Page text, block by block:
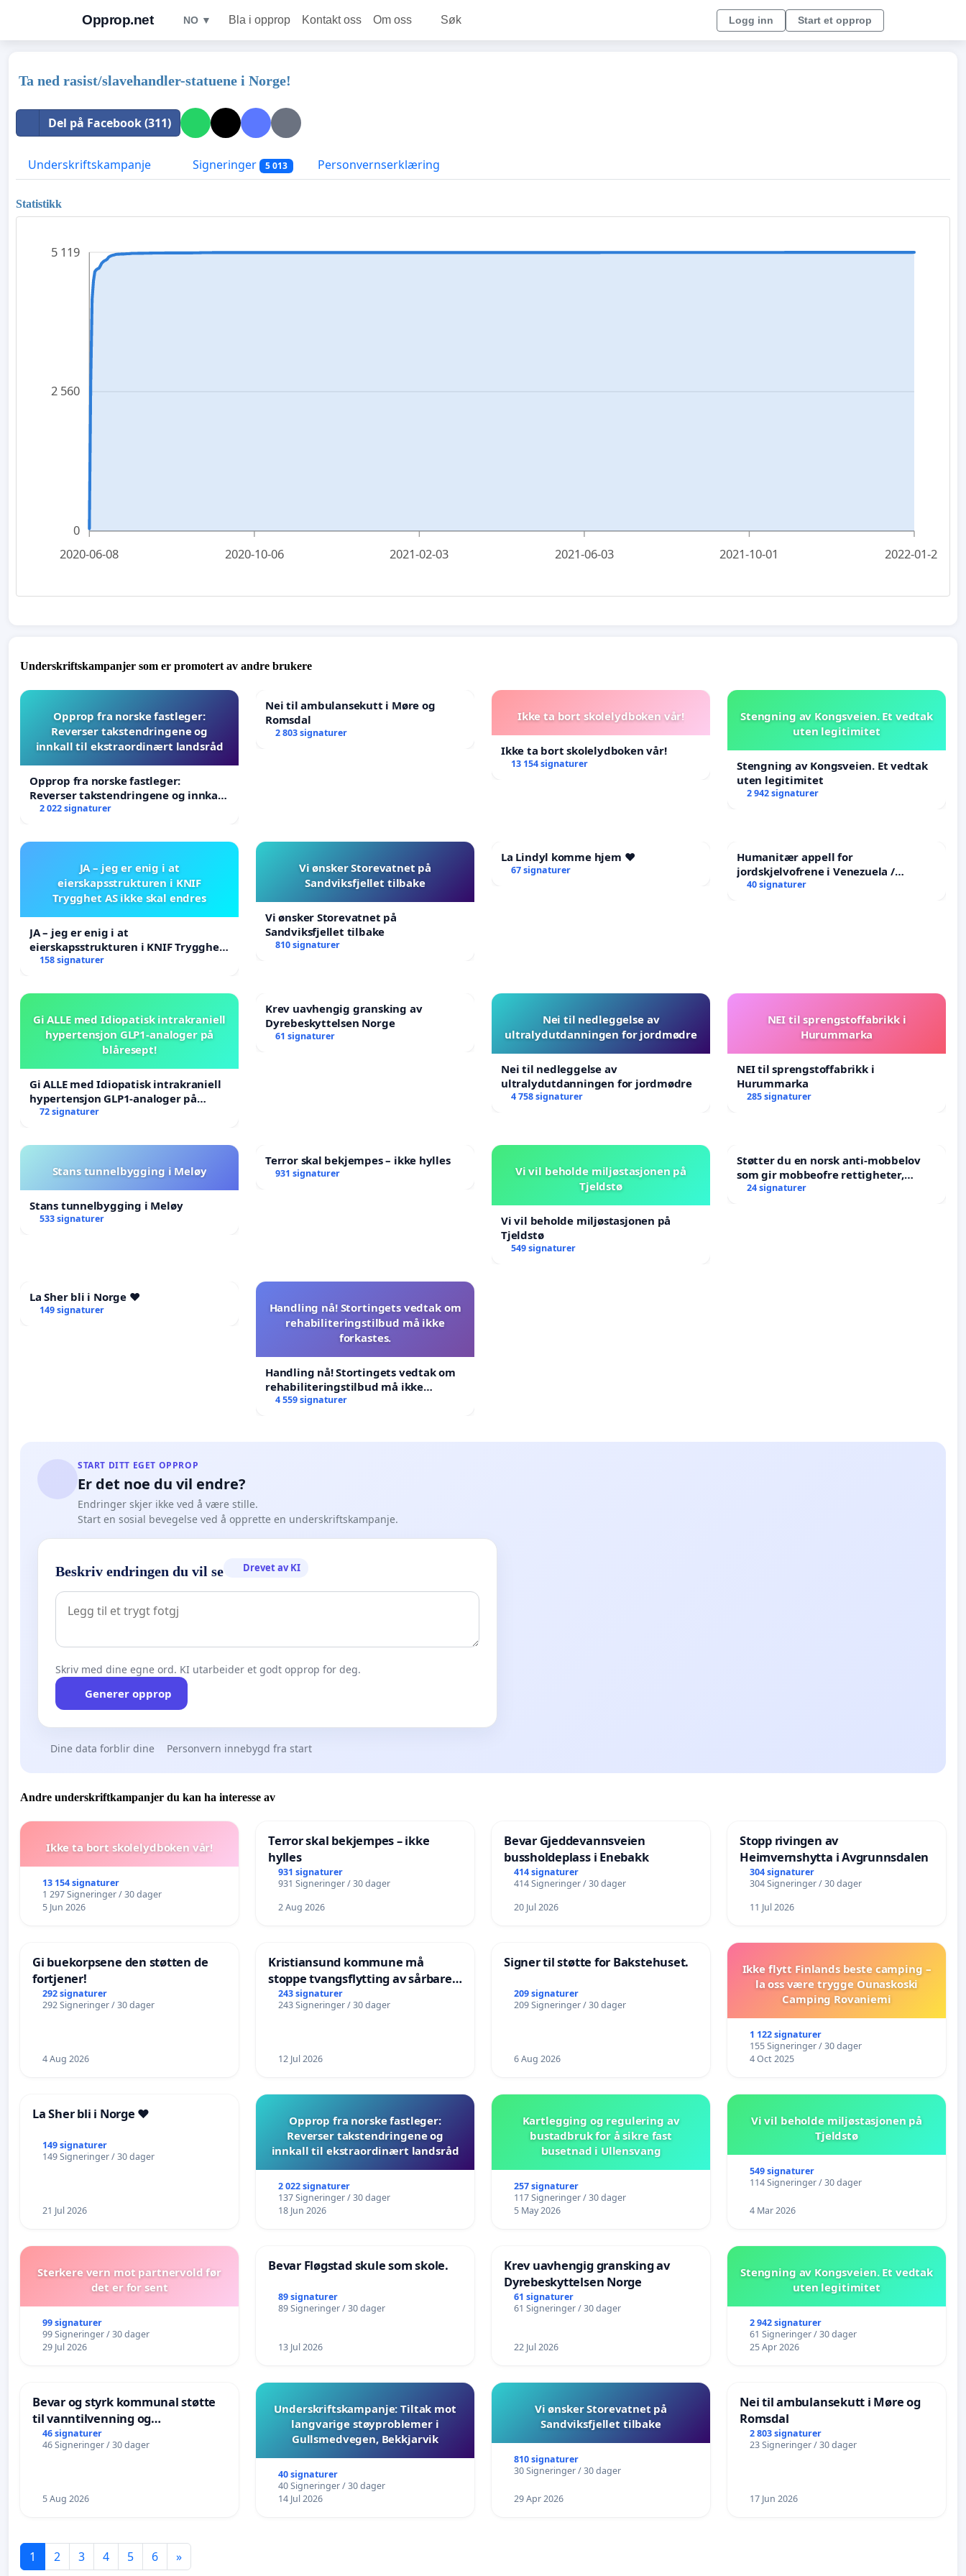
Opprop.net NO ▼ Bla i opprop Kontakt oss Om oss Søk Logg inn Start et opprop
Ta ned rasist/slavehandler-statuene i Norge!
Del på Facebook (311)
Underskriftskampanje Signeringer 5 013 Personvernserklæring
Statistikk
0
2 560
5 119
2020-06-08 2020-10-06 2021-02-03 2021-06-03 2021-10-01 2022-01-29
Underskriftskampanjer som er promotert av andre brukere
Opprop fra norske fastleger:
Reverser takstendringene og
innkall til ekstraordinært landsråd
Opprop fra norske fastleger:
Reverser takstendringene og innkall
til ekstraordinært landsråd
2 022 signaturer
Nei til ambulansekutt i Møre og
Romsdal
2 803 signaturer
Ikke ta bort skolelydboken vår!
Ikke ta bort skolelydboken vår!
13 154 signaturer
Stengning av Kongsveien. Et vedtak
uten legitimitet
Stengning av Kongsveien. Et vedtak
uten legitimitet
2 942 signaturer
JA – jeg er enig i at
eierskapsstrukturen i KNIF
Trygghet AS ikke skal endres
JA – jeg er enig i at
eierskapsstrukturen i KNIF Trygghet
AS ikke skal endres
158 signaturer
Vi ønsker Storevatnet på
Sandviksfjellet tilbake
Vi ønsker Storevatnet på
Sandviksfjellet tilbake
810 signaturer
La Lindyl komme hjem ❤️
67 signaturer
Humanitær appell for
jordskjelvofrene i Venezuela /
Humanitarian Appeal for the
40 signaturer
Gi ALLE med Idiopatisk intrakraniell
hypertensjon GLP1-analoger på
blåresept!
Gi ALLE med Idiopatisk intrakraniell
hypertensjon GLP1-analoger på
blåresept!
72 signaturer
Krev uavhengig gransking av
Dyrebeskyttelsen Norge
61 signaturer
Nei til nedleggelse av
ultralydutdanningen for jordmødre
Nei til nedleggelse av
ultralydutdanningen for jordmødre
4 758 signaturer
NEI til sprengstoffabrikk i
Hurummarka
NEI til sprengstoffabrikk i
Hurummarka
285 signaturer
Stans tunnelbygging i Meløy
Stans tunnelbygging i Meløy
533 signaturer
Terror skal bekjempes – ikke hylles
931 signaturer
Vi vil beholde miljøstasjonen på
Tjeldstø
Vi vil beholde miljøstasjonen på
Tjeldstø
549 signaturer
Støtter du en norsk anti-mobbelov
som gir mobbeofre rettigheter,
oppreisning og hjelp?
24 signaturer
La Sher bli i Norge ❤️
149 signaturer
Handling nå! Stortingets vedtak om
rehabiliteringstilbud må ikke
forkastes.
Handling nå! Stortingets vedtak om
rehabiliteringstilbud må ikke
forkastes.
4 559 signaturer
START DITT EGET OPPROP
Er det noe du vil endre?
Endringer skjer ikke ved å være stille.
Start en sosial bevegelse ved å opprette en underskriftskampanje.
Beskriv endringen du vil se Drevet av KI
Skriv med dine egne ord. KI utarbeider et godt opprop for deg.
Generer opprop
Dine data forblir dine Personvern innebygd fra start
Andre underskriftkampanjer du kan ha interesse av
Ikke ta bort skolelydboken vår!
13 154 signaturer
1 297 Signeringer / 30 dager
5 Jun 2026
Terror skal bekjempes – ikke
hylles
931 signaturer
931 Signeringer / 30 dager
2 Aug 2026
Bevar Gjeddevannsveien
bussholdeplass i Enebakk
414 signaturer
414 Signeringer / 30 dager
20 Jul 2026
Stopp rivingen av
Heimvernshytta i Avgrunnsdalen
304 signaturer
304 Signeringer / 30 dager
11 Jul 2026
Gi buekorpsene den støtten de
fortjener!
292 signaturer
292 Signeringer / 30 dager
4 Aug 2026
Kristiansund kommune må
stoppe tvangsflytting av sårbare
eldre
243 signaturer
243 Signeringer / 30 dager
12 Jul 2026
Signer til støtte for Bakstehuset.
209 signaturer
209 Signeringer / 30 dager
6 Aug 2026
Ikke flytt Finlands beste camping –
la oss være trygge Ounaskoski
Camping Rovaniemi
1 122 signaturer
155 Signeringer / 30 dager
4 Oct 2025
La Sher bli i Norge ❤️
149 signaturer
149 Signeringer / 30 dager
21 Jul 2026
Opprop fra norske fastleger:
Reverser takstendringene og
innkall til ekstraordinært landsråd
2 022 signaturer
137 Signeringer / 30 dager
18 Jun 2026
Kartlegging og regulering av
bustadbruk for å sikre fast
busetnad i Ullensvang
257 signaturer
117 Signeringer / 30 dager
5 May 2026
Vi vil beholde miljøstasjonen på
Tjeldstø
549 signaturer
114 Signeringer / 30 dager
4 Mar 2026
Sterkere vern mot partnervold før
det er for sent
99 signaturer
99 Signeringer / 30 dager
29 Jul 2026
Bevar Fløgstad skule som skole.
89 signaturer
89 Signeringer / 30 dager
13 Jul 2026
Krev uavhengig gransking av
Dyrebeskyttelsen Norge
61 signaturer
61 Signeringer / 30 dager
22 Jul 2026
Stengning av Kongsveien. Et vedtak
uten legitimitet
2 942 signaturer
61 Signeringer / 30 dager
25 Apr 2026
Bevar og styrk kommunal støtte
til vanntilvenning og
svømmeopplæring i barnehagene
i Haugesund
46 signaturer
46 Signeringer / 30 dager
5 Aug 2026
Underskriftskampanje: Tiltak mot
langvarige støyproblemer i
Gullsmedvegen, Bekkjarvik
40 signaturer
40 Signeringer / 30 dager
14 Jul 2026
Vi ønsker Storevatnet på
Sandviksfjellet tilbake
810 signaturer
30 Signeringer / 30 dager
29 Apr 2026
Nei til ambulansekutt i Møre og
Romsdal
2 803 signaturer
23 Signeringer / 30 dager
17 Jun 2026
1 2 3 4 5 6 »